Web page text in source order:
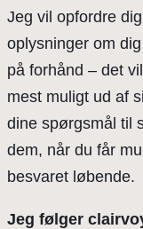
Jeg vil opfordre
oplysninger om
på forhånd – det
mest muligt ud af
dine spørgsmål til
dem, når du får
besvaret løbende.
Jeg følger